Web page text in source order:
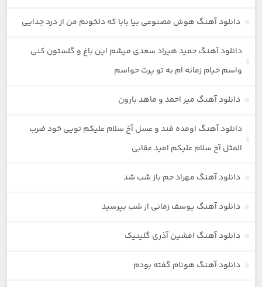
دانلود آهنگ هوش مصنوعی بیا بابا که دلخونم من از درد جدایی
دانلود آهنگ حمید هیراد سعدی میشم این باغ و گلستون کنی
واسم خیام زمانه ام به تو پرت حواسم
دانلود آهنگ میر احمد و ماهد بارون
دانلود آهنگ اومده قند و عسل آخ سلام علیکم تویی خود ضرب
المثل آخ سلام علیکم امید عقابی
دانلود آهنگ مهراد جم باز شب شد
دانلود آهنگ یوسف زمانی از شب بپرسید
دانلود آهنگ افشین آذری گلینیک
دانلود آهنگ هونام گفته بودم